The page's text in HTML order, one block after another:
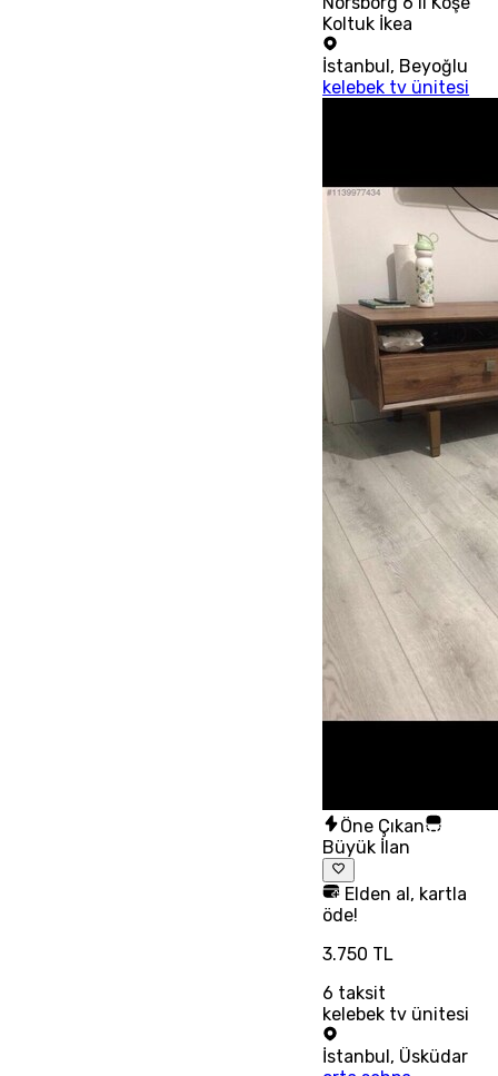
Koltuk İkea
İstanbul, Beyoğlu
kelebek tv ünitesi
Öne Çıkan
Büyük İlan
Elden al, kartla
öde!
3.750 TL
6 taksit
kelebek tv ünitesi
İstanbul, Üsküdar